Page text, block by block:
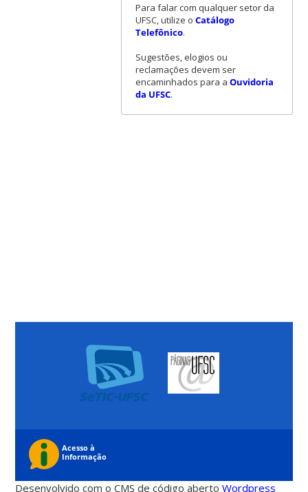
Para falar com qualquer setor da
UFSC, utilize o Catálogo
Telefônico.
Sugestões, elogios ou
reclamações devem ser
encaminhados para a Ouvidoria
da UFSC.
Desenvolvido com o CMS de código abertoWordpress